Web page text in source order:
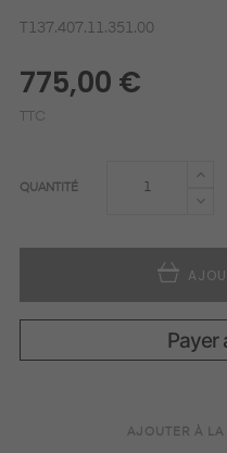
T137.407.11.351.00
775,00 €
TTC
QUANTITÉ
AJOUTER À LA